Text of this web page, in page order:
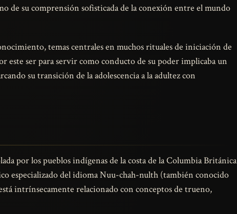
de su comprensión sofisticada de la conexión entre el mundo
temas centrales en muchos rituales de iniciación de
este ser para servir como conducto de su poder implicaba un
su transición de la adolescencia a la adultez con
por los pueblos indígenas de la costa de la Columbia Británica
especializado del idioma Nuu-chah-nulth (también conocido
intrínsecamente relacionado con conceptos de trueno,